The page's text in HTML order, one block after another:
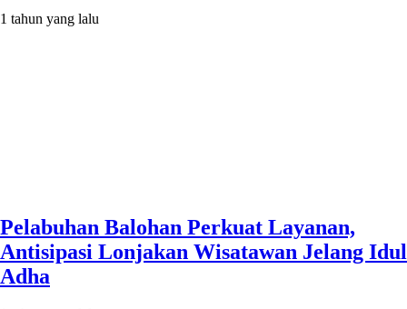
1 tahun yang lalu
Pelabuhan Balohan Perkuat Layanan,
Antisipasi Lonjakan Wisatawan Jelang Idul
Adha